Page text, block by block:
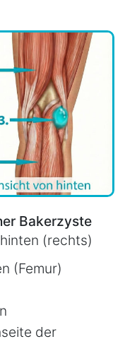
Bakerzyste
(rechts)
(Femur)
der